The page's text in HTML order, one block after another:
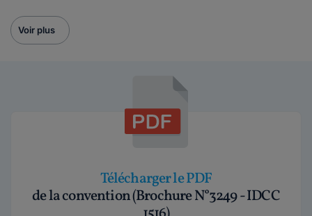
Voir plus
Télécharger le PDF
de la convention (Brochure N°3249 - IDCC